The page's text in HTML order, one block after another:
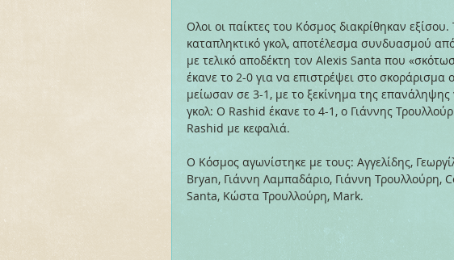
Ολοι οι παίκτες του Κόσμος διακρίθηκαν
καταπληκτικό γκολ, αποτέλεσμα συνδυασμού
με τελικό αποδέκτη τον Alexis Santa που
έκανε το 2-0 για να επιστρέψει στο σκοράρισμα
μείωσαν σε 3-1, με το ξεκίνημα της
γκολ: Ο Rashid έκανε το 4-1, ο Γιάννης
Rashid με κεφαλιά.
Ο Κόσμος αγωνίστηκε με τους: Αγγελίδης,
Bryan, Γιάννη Λαμπαδάριο, Γιάννη Τρουλλούρη,
Santa, Κώστα Τρουλλούρη, Mark.